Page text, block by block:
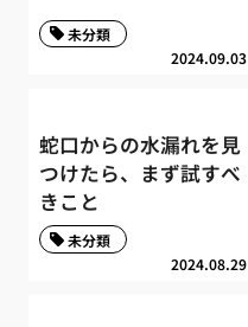
2024.09.03
未分類
蛇口からの水漏れを見
つけたら、まず試すべ
きこと
2024.08.29
未分類